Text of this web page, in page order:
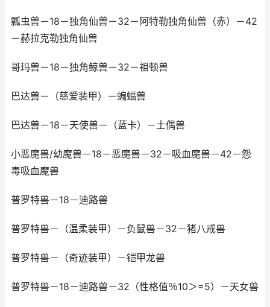
瓢虫兽－18－独角仙兽－32－阿特勒独角仙兽（赤）－42
－赫拉克勒独角仙兽
哥玛兽－18－独角鲸兽－32－祖顿兽
巴达兽－（慈爱装甲）－蝙蝠兽
巴达兽－18－天使兽－（蓝卡）－土偶兽
小恶魔兽/幼魔兽－18－恶魔兽－32－吸血魔兽－42－怨
毒吸血魔兽
普罗特兽－18－迪路兽
普罗特兽－（温柔装甲）－负鼠兽－32－猪八戒兽
普罗特兽－（奇迹装甲）－铠甲龙兽
普罗特兽－18－迪路兽－32（性格值％10＞=5）－天女兽